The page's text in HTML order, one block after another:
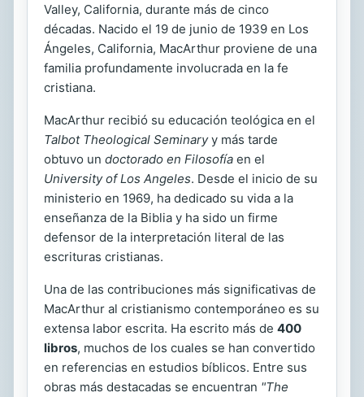
Valley, California, durante más de cinco
décadas. Nacido el 19 de junio de 1939 en Los
Ángeles, California, MacArthur proviene de una
familia profundamente involucrada en la fe
cristiana.
MacArthur recibió su educación teológica en el
Talbot Theological Seminaryy más tarde
obtuvo un doctorado en Filosofía en el
University of Los Angeles. Desde el inicio de su
ministerio en 1969, ha dedicado su vida a la
enseñanza de la Biblia y ha sido un firme
defensor de la interpretación literal de las
escrituras cristianas.
Una de las contribuciones más significativas de
MacArthur al cristianismo contemporáneo es su
extensa labor escrita. Ha escrito más de 400
libros, muchos de los cuales se han convertido
en referencias en estudios bíblicos. Entre sus
obras más destacadas se encuentran "The